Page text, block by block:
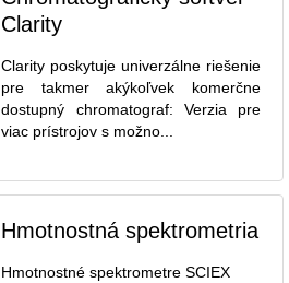
Clarity
Clarity poskytuje univerzálne riešenie
pre takmer akýkoľvek komerčne
dostupný chromatograf: Verzia pre
viac prístrojov s možno...
Hmotnostná spektrometria
Hmotnostné spektrometre SCIEX